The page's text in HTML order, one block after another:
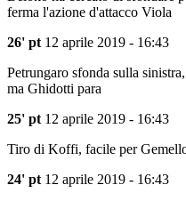
ferma l'azione d'attacco Viola
26' pt 12 aprile 2019 - 16:43
Petrungaro sfonda sulla
ma Ghidotti para
25' pt 12 aprile 2019 - 16:43
Tiro di Koffi, facile per
24' pt 12 aprile 2019 - 16:43